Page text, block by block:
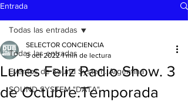
Entrada
Todas las entradas
Eventos de Sound System. Argentina
SOUND SYSTEM "DATA"
Todas las entradas
Lunes Feliz Radio Show. 3
de Octubre.Temporada
SELECTOR CONCIENCIA
3 oct 2022 1 min de lectura